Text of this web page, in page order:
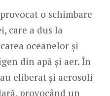
o schimbare
care a dus la
oceanelor și
din apă și aer. În
eliberat și aerosoli
provocând un